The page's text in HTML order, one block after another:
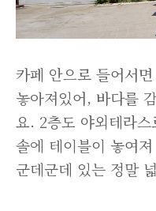
카페 안으로 들어서
놓아져있어, 바다를
요. 2층도 야외테라
솔에 테이블이 놓여
군데군데 있는 정말